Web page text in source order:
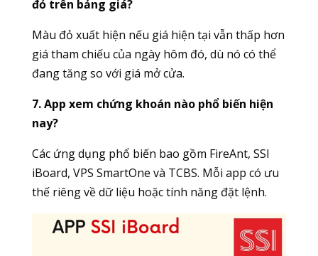
đỏ trên bảng giá?
Màu đỏ xuất hiện nếu giá hiện tại vẫn thấp hơn
giá tham chiếu của ngày hôm đó, dù nó có thể
đang tăng so với giá mở cửa.
7. App xem chứng khoán nào phổ biến hiện
nay?
Các ứng dụng phổ biến bao gồm FireAnt, SSI
iBoard, VPS SmartOne và TCBS. Mỗi app có ưu
thế riêng về dữ liệu hoặc tính năng đặt lệnh.